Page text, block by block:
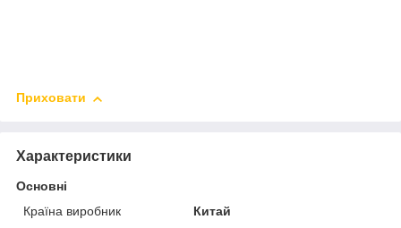
Приховати
Характеристики
Основні
Країна виробник
Китай